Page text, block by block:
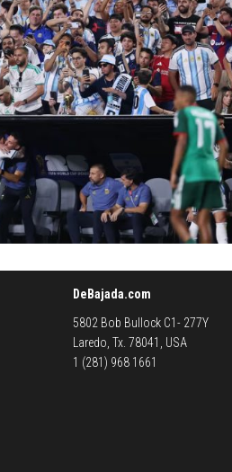
DeBajada.com
5802 Bob Bullock C1- 277Y
Laredo, Tx. 78041, USA
1 (281) 968 1661